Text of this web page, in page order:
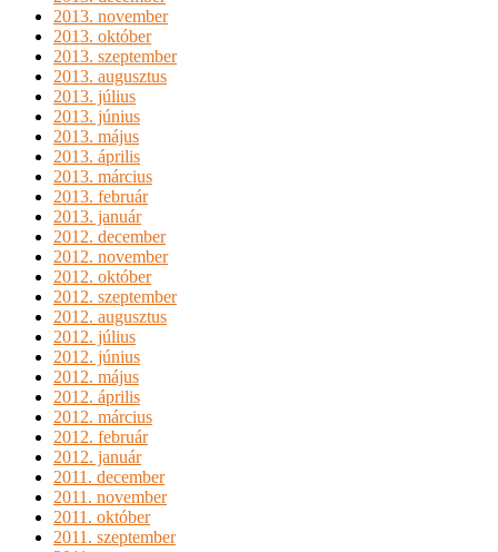
2013. november
2013. október
2013. szeptember
2013. augusztus
2013. július
2013. június
2013. május
2013. április
2013. március
2013. február
2013. január
2012. december
2012. november
2012. október
2012. szeptember
2012. augusztus
2012. július
2012. június
2012. május
2012. április
2012. március
2012. február
2012. január
2011. december
2011. november
2011. október
2011. szeptember